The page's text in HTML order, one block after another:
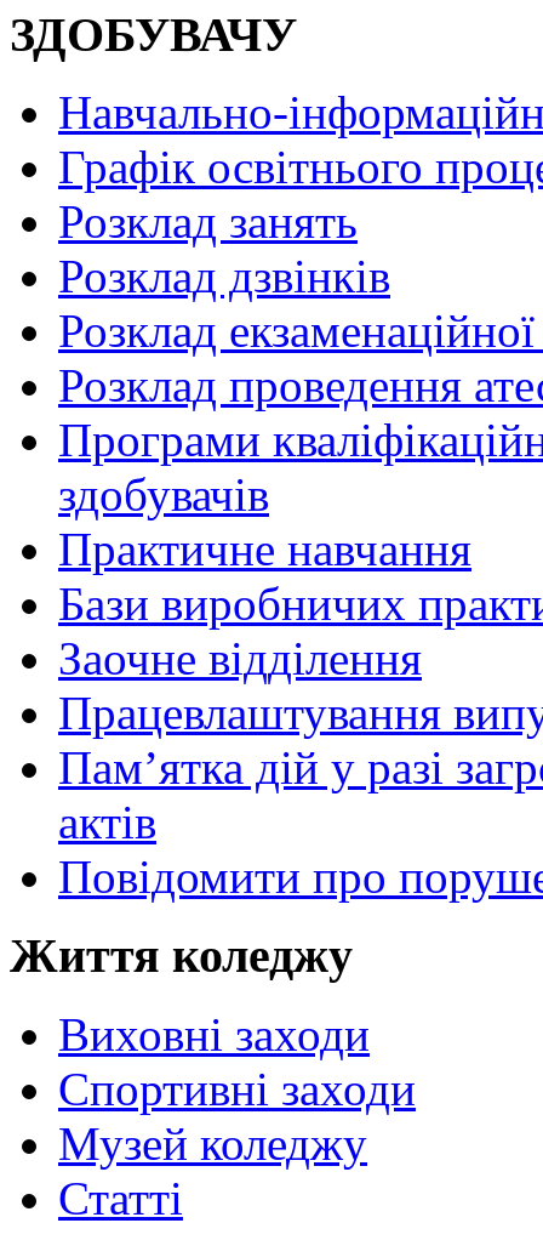
ЗДОБУВАЧУ
Навчально-
Графік освітнього
Розклад занять
Розклад дзвінків
Розклад екзаменаційної
Розклад проведення
Програми
здобувачів
Практичне навчання
Бази виробничих
Заочне відділення
Працевлаштування
Пам’ятка дій у разі
актів
Повідомити про
Життя коледжу
Виховні заходи
Спортивні заходи
Музей коледжу
Статті